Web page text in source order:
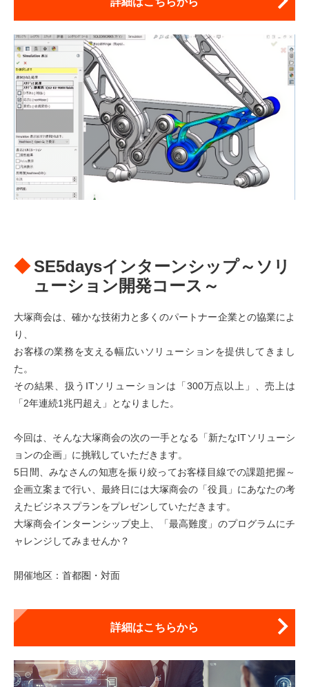
SE5daysインターンシップ～ソリ
ューション開発コース～
大塚商会は、確かな技術力と多くのパートナー企業との協業によ
り、
お客様の業務を支える幅広いソリューションを提供してきまし
た。
その結果、扱うITソリューションは「300万点以上」、売上は
「2年連続1兆円超え」となりました。
今回は、そんな大塚商会の次の一手となる「新たなITソリューシ
ョンの企画」に挑戦していただきます。
5日間、みなさんの知恵を振り絞ってお客様目線での課題把握～
企画立案まで行い、最終日には大塚商会の「役員」にあなたの考
えたビジネスプランをプレゼンしていただきます。
大塚商会インターンシップ史上、「最高難度」のプログラムにチ
ャレンジしてみませんか？
詳細はこちらから